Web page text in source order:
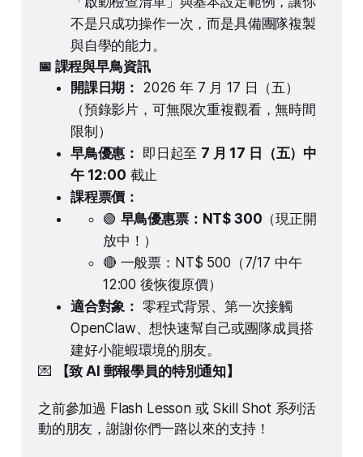
不是只成功操作一次，而是具備團隊複製
與自學的能力。
📅 課程與早鳥資訊
開課日期： 2026 年 7 月 17 日（五）
（預錄影片，可無限次重複觀看，無時間
限制）
早鳥優惠： 即日起至 7 月 17 日（五）中
午 12:00 截止
課程票價：
🟢 早鳥優惠票：NT$ 300 （現正開
放中！）
🔴 一般票：NT$ 500（7/17 中午
12:00 後恢復原價）
適合對象： 零程式背景、第一次接觸
OpenClaw、想快速幫自己或團隊成員搭
建好小龍蝦環境的朋友。
💌
【致 AI 郵報學員的特別通知】
之前參加過 Flash Lesson 或 Skill Shot 系列活
動的朋友，謝謝你們一路以來的支持！